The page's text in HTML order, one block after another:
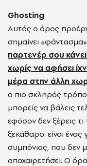
Ghosting
Αυτός ο όρος
σημαίνει
παρτενέρ σου
χωρίς να αφήσει
μέρα στην άλλη
ο πιο σκληρός
μπορείς να βάλεις
εφόσον δεν ξέρεις τι
ξεκάθαρο: είναι
συμπόνιας, που δεν
αποχαιρετήσει. Ο